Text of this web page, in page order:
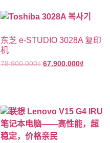
东芝 e-STUDIO 3028A 复印
机
78.900.000₫ 67.900.000₫